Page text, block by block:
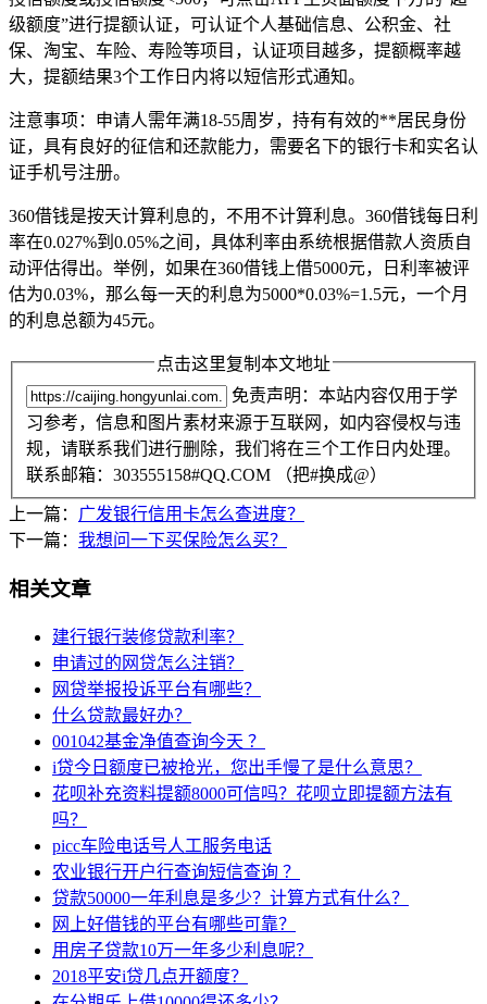
级额度”进行提额认证，可认证个人基础信息、公积金、社
保、淘宝、车险、寿险等项目，认证项目越多，提额概率越
大，提额结果3个工作日内将以短信形式通知。
注意事项：申请人需年满18-55周岁，持有有效的**居民身份
证，具有良好的征信和还款能力，需要名下的银行卡和实名认
证手机号注册。
360借钱是按天计算利息的，不用不计算利息。360借钱每日利
率在0.027%到0.05%之间，具体利率由系统根据借款人资质自
动评估得出。举例，如果在360借钱上借5000元，日利率被评
估为0.03%，那么每一天的利息为5000*0.03%=1.5元，一个月
的利息总额为45元。
点击这里复制本文地址
免责声明：本站内容仅用于学
习参考，信息和图片素材来源于互联网，如内容侵权与违
规，请联系我们进行删除，我们将在三个工作日内处理。
联系邮箱：303555158#QQ.COM （把#换成@）
上一篇： 广发银行信用卡怎么查进度？
下一篇： 我想问一下买保险怎么买？
相关文章
建行银行装修贷款利率？
申请过的网贷怎么注销？
网贷举报投诉平台有哪些？
什么贷款最好办？
001042基金净值查询今天 ？
i贷今日额度已被抢光，您出手慢了是什么意思？
花呗补充资料提额8000可信吗？花呗立即提额方法有
吗？
picc车险电话号人工服务电话
农业银行开户行查询短信查询 ？
贷款50000一年利息是多少？计算方式有什么？
网上好借钱的平台有哪些可靠？
用房子贷款10万一年多少利息呢？
2018平安i贷几点开额度？